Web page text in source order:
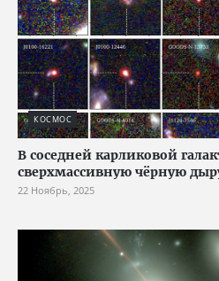
КОСМОС
В соседней карликовой
сверхмассивную чёрную
22 Ноябрь, 2025